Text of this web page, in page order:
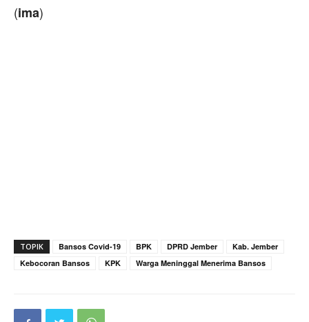
(ima)
TOPIK Bansos Covid-19 BPK DPRD Jember
Kab. Jember
Kebocoran Bansos
KPK Warga Meninggal Menerima Bansos